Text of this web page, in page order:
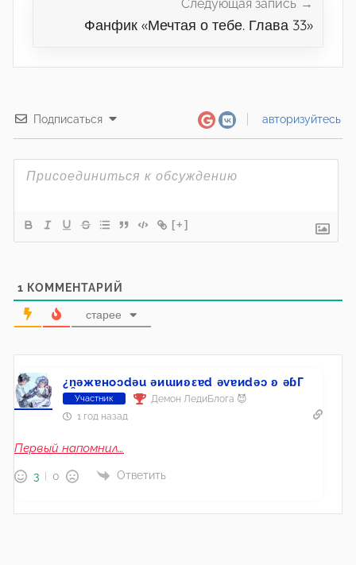
Следующая запись
Фанфик «Мечтая о тебе. Глава 33»
Подписаться авторизуйтесь
[+]
1 КОММЕНТАРИЙ
старее
¿n̯ǝжɐноɔdǝu ǝиɯиʚεɐd ǝvɐиdǝɔ ʚ ǝɓГ
Участник
Демон ЛедиБлога 😈
1 год назад
Первый напомнил…
3 0 Ответить